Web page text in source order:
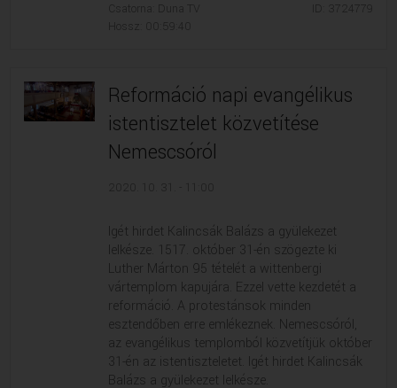
Csatorna: Duna TV
Hossz: 00:59:40
ID: 3724779
Reformáció napi evangélikus
istentisztelet közvetítése
Nemescsóról
Igét hirdet Kalincsák Balázs a gyülekezet
lelkésze. 1517. október 31-én szögezte ki
Luther Márton 95 tételét a wittenbergi
vártemplom kapujára. Ezzel vette kezdetét a
reformáció. A protestánsok minden
esztendőben erre emlékeznek. Nemescsóról,
az evangélikus templomból közvetítjük október
31-én az istentiszteletet. Igét hirdet Kalincsák
Balázs a gyülekezet lelkésze.